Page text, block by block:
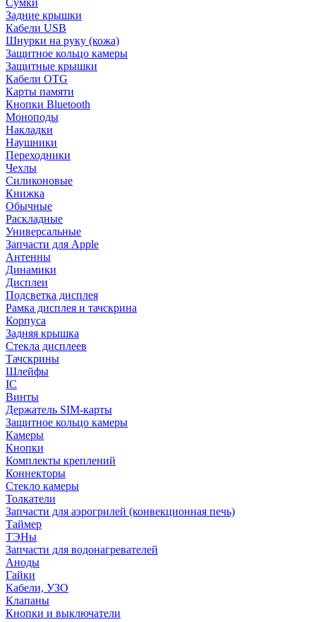
Сумки
Задние крышки
Кабели USB
Шнурки на руку (кожа)
Защитное кольцо камеры
Защитные крышки
Кабели OTG
Карты памяти
Кнопки Bluetooth
Моноподы
Накладки
Наушники
Переходники
Чехлы
Силиконовые
Книжка
Обычные
Раскладные
Универсальные
Запчасти для Apple
Антенны
Динамики
Дисплеи
Подсветка дисплея
Рамка дисплея и тачскрина
Корпуса
Задняя крышка
Стекла дисплеев
Тачскрины
Шлейфы
IC
Винты
Держатель SIM-карты
Защитное кольцо камеры
Камеры
Кнопки
Комплекты креплений
Коннекторы
Стекло камеры
Толкатели
Запчасти для аэрогрилей (конвекционная печь)
Таймер
ТЭНы
Запчасти для водонагревателей
Аноды
Гайки
Кабели, УЗО
Клапаны
Кнопки и выключатели